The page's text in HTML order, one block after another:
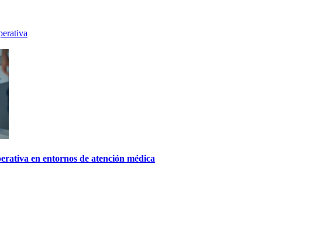
en entornos de atención médica